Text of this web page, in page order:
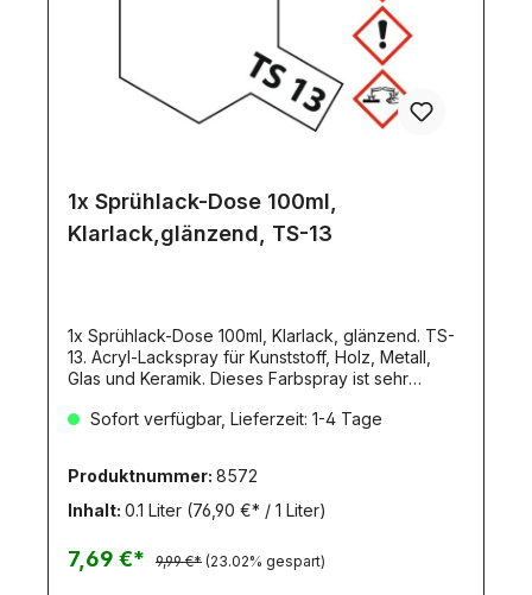
1x Sprühlack-Dose 100ml,
Klarlack,glänzend, TS-13
1x Sprühlack-Dose 100ml, Klarlack, glänzend. TS-
13. Acryl-Lackspray für Kunststoff, Holz, Metall,
Glas und Keramik. Dieses Farbspray ist sehr
Größe zum Spritzen von Modellen geeignet. Da
kurz. Die Dose enthält 100 ml. Mit 2-4 dieser
Dosen (je nach Deckkraft der Farbe) kann ein
Tamiya Lkw Fahrerhaus lackiert werden.Tamiya-
nicht angegriffen. Nach dem Spritzen der ganzen
Modelloberfläche mit Farbspray können Details
Sofort verfügbar, Lieferzeit: 1-4 Tage
Produktnummer: 8572
Inhalt: 0.1 Liter (76,90 €* / 1 Liter)
7,69 €* 9,99 €* (23.02% gespart)